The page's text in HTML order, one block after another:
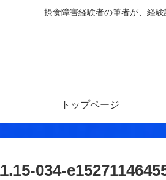
摂食障害経験者の筆者が、経
トップページ
034-